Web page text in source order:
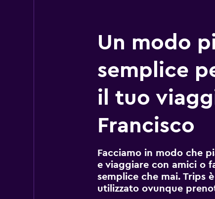
Un modo
semplice
il tuo
Francisco
Facciamo in modo che
e viaggiare con amici o
semplice che mai. Trips
utilizzato ovunque